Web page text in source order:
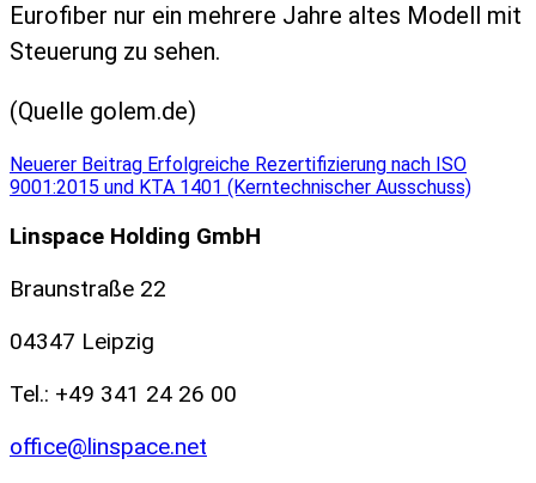
Eurofiber nur ein mehrere Jahre altes Modell mit
Steuerung zu sehen.
(Quelle golem.de)
Neuerer Beitrag Erfolgreiche Rezertifizierung nach ISO
9001:2015 und KTA 1401 (Kerntechnischer Ausschuss)
Linspace Holding GmbH
Braunstraße 22
04347 Leipzig
Tel.: +49 341 24 26 00
office@linspace.net